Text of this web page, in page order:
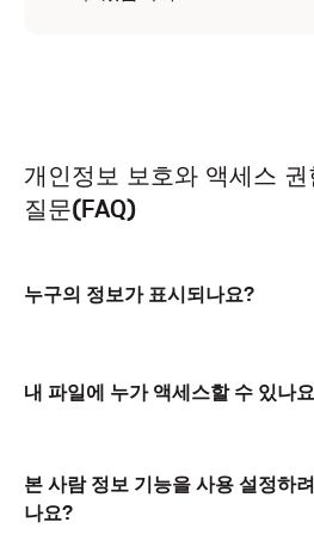
개인정보 보호와 액세스
질문(FAQ)
누구의 정보가 표시되나요?
내 파일에 누가 액세스할 수 있나
본 사람 정보 기능을 사용 설정하
나요?